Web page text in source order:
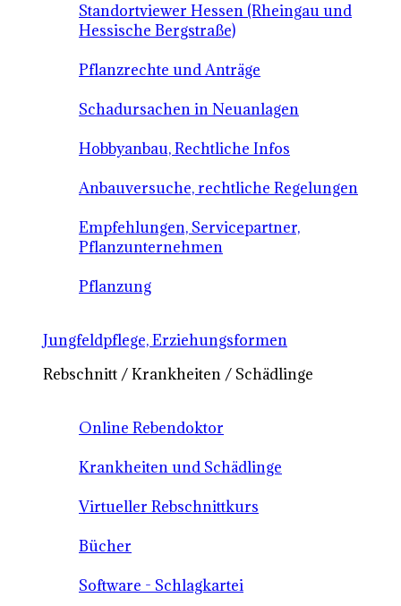
Standortviewer Hessen (Rheingau und
Hessische Bergstraße)
Pflanzrechte und Anträge
Schadursachen in Neuanlagen
Hobbyanbau, Rechtliche Infos
Anbauversuche, rechtliche Regelungen
Empfehlungen, Servicepartner,
Pflanzunternehmen
Pflanzung
Jungfeldpflege, Erziehungsformen
Rebschnitt / Krankheiten / Schädlinge
Online Rebendoktor
Krankheiten und Schädlinge
Virtueller Rebschnittkurs
Bücher
Software - Schlagkartei